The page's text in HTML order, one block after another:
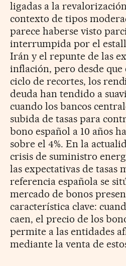
ligadas a la
contexto de tipos
parece haberse visto
interrumpida por el
Irán y el repunte de las
inflación, pero desde que
ciclo de recortes, los
deuda han tendido a
cuando los bancos
subida de tasas para
bono español a 10 años
sobre el 4%. En la
crisis de suministro
las expectativas de tasas
referencia española se
mercado de bonos
característica clave:
caen, el precio de los
permite a las entidades
mediante la venta de